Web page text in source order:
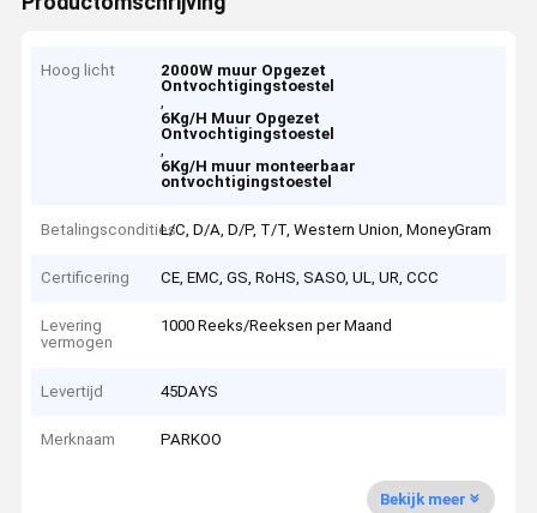
Hoog licht
2000W muur Opgezet
Ontvochtigingstoestel
,
6Kg/H Muur Opgezet
Ontvochtigingstoestel
,
6Kg/H muur monteerbaar
ontvochtigingstoestel
BetalingsconditiesL/C, D/A, D/P, T/T, Western Union, MoneyGram
Certificering CE, EMC, GS, RoHS, SASO, UL, UR, CCC
Levering
vermogen
1000 Reeks/Reeksen per Maand
Levertijd 45DAYS
Merknaam PARKOO
Bekijk meer